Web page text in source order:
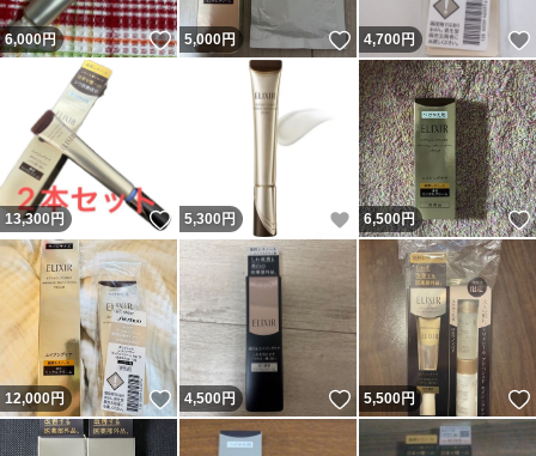
6,000円 いいね！
5,000円 いいね！
4,700円
13,300 円 いいね！
5,300 円 いいね！
6,500円
12,000円 いいね！
4,500円 いいね！
5,500円